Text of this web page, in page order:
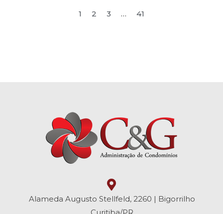
1 2 3 … 41
Alameda Augusto Stellfeld, 2260 | Bigorrilho